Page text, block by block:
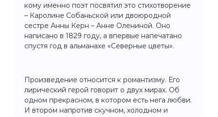
кому именно поэт посвятил это стихотворение
– Каролине Собаньской или двоюродной
сестре Анны Керн – Анне Олениной. Оно
написано в 1829 году, а впервые напечатано
спустя год в альманахе «Северные цветы».
Произведение относится к романтизму. Его
лирический герой говорит о двух мирах. Об
одном прекрасном, в котором есть нега любви.
И втором напротив скучном, холодном и